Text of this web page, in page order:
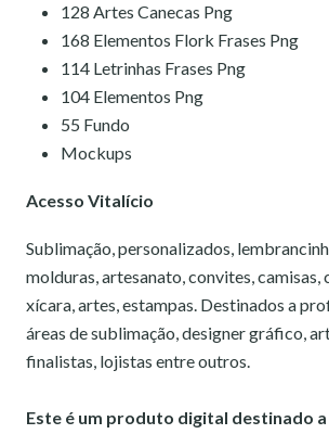
128 Artes Canecas Png
168 Elementos Flork Frases Png
114 Letrinhas Frases Png
104 Elementos Png
55 Fundo
Mockups
Acesso Vitalício
Sublimação, personalizados,
molduras, artesanato, convites, camisas,
xícara, artes, estampas. Destinados a
áreas de sublimação, designer gráfico,
finalistas, lojistas entre outros.
Este é um produto digital destinado